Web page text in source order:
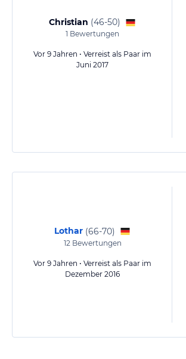
Christian (46-50)
1 Bewertungen
Vor 9 Jahren • Verreist als Paar im
Juni 2017
Lothar (66-70)
12Bewertungen
Vor 9 Jahren • Verreist als Paar im
Dezember 2016